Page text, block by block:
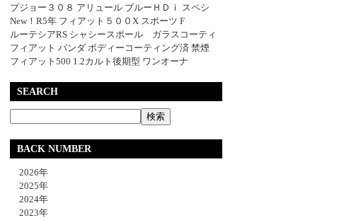
プジョー３０８ アリュール ブルーＨＤｉ スペシ
New！R5年 フィアット５００X スポーツ F
ルーテシアRS シャシースポール ガラスコーティ
フィアット パンダ ボディーコーティング済 禁煙
フィアット500 1.2カルト後期型 ワンオーナ
SEARCH
BACK NUMBER
2026年
2025年
2024年
2023年